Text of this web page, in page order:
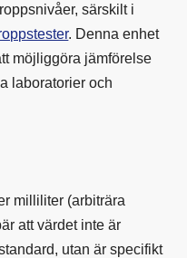
särskilt i
. Denna enhet
möjliggöra jämförelse
laboratorier och
milliliter (arbiträra
att värdet inte är
utan är specifikt